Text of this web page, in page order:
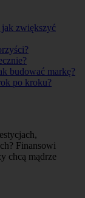
zwiększyć
budować markę?
po kroku?
Finansowi
chcą mądrze